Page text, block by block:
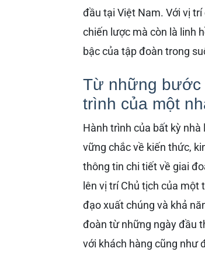
đầu tại Việt Nam. Với vị trí
chiến lược mà còn là linh
bậc của tập đoàn trong
Từ những bước
trình của một
Hành trình của bất kỳ
vững chắc về kiến thức,
thông tin chi tiết về giai
lên vị trí Chủ tịch của một
đạo xuất chúng và khả
đoàn từ những ngày đầu
với khách hàng cũng như